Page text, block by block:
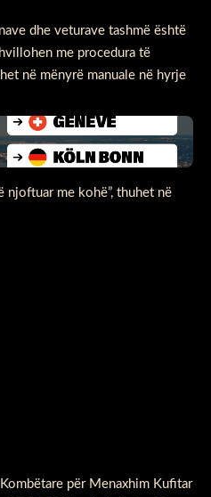
dhe veturave tashmë është
me procedura të
në mënyrë manuale në hyrje
njoftuar me kohë”, thuhet në
për Menaxhim Kufitar